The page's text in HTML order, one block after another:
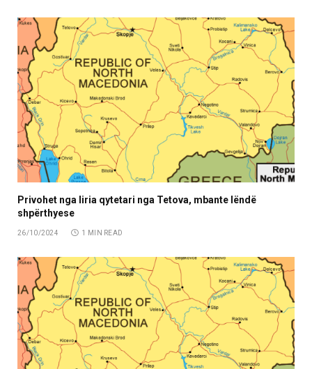
Privohet nga liria qytetari nga Tetova, mbante lëndë
shpërthyese
26/10/2024 1 MIN READ